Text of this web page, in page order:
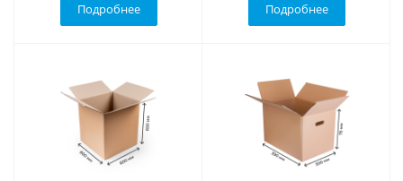
Подробнее Подробнее